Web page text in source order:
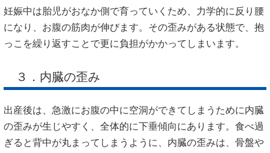
妊娠中は胎児がおなか側で育っていくため、力学的に反り腰
になり、お腹の筋肉が伸びます。その歪みがある状態で、抱
っこを繰り返すことで更に負担がかかってしまいます。
３．内臓の歪み
出産後は、急激にお腹の中に空洞ができてしまうために内臓
の歪みが生じやすく、全体的に下垂傾向にあります。食べ過
ぎると背中が丸まってしまうように、内臓の歪みは、骨盤や